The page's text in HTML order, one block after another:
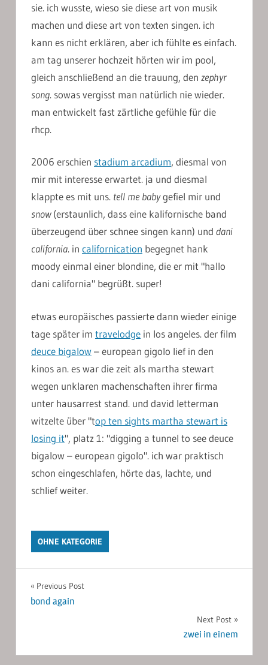
sie. ich wusste, wieso sie diese art von musik
machen und diese art von texten singen. ich
kann es nicht erklären, aber ich fühlte es einfach.
am tag unserer hochzeit hörten wir im pool,
gleich anschließend an die trauung, den zephyr
song. sowas vergisst man natürlich nie wieder.
man entwickelt fast zärtliche gefühle für die
rhcp.
2006 erschien stadium arcadium, diesmal von
mir mit interesse erwartet. ja und diesmal
klappte es mit uns. tell me babygefiel mir und
snow(erstaunlich, dass eine kalifornische band
überzeugend über schnee singen kann) und dani
california. in californication begegnet hank
moody einmal einer blondine, die er mit "hallo
dani california" begrüßt. super!
etwas europäisches passierte dann wieder einige
tage später im travelodge in los angeles. der film
deuce bigalow– european gigolo lief in den
kinos an. es war die zeit als martha stewart
wegen unklaren machenschaften ihrer firma
unter hausarrest stand. und david letterman
witzelte über "top ten sights martha stewart is
losing it", platz 1: "digging a tunnel to see deuce
bigalow – european gigolo". ich war praktisch
schon eingeschlafen, hörte das, lachte, und
schlief weiter.
OHNE KATEGORIE
Post
navigation
Previous Post
bond again
Next Post
zwei in einem